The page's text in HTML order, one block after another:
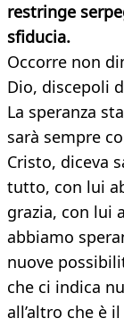
restringe
sfiducia.
Occorre non
Dio, discepoli
La speranza
sarà sempre
Cristo, diceva
tutto, con lui
grazia, con lui
abbiamo
nuove
che ci indica
all’altro che è